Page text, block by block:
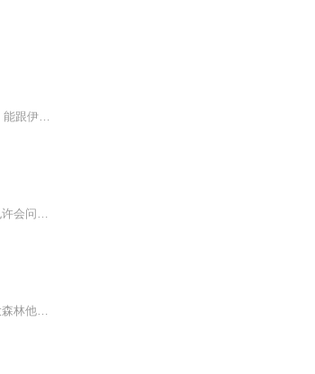
内容简介 穿越了，别人穿越当训练家，他穿越当宝可梦中心男护士——还自带“精灵语满级+亲和力”金手指，能跟伊布谈减肥、和比雕聊饭量、陪圈圈熊偷蜂蜜被大针蜂追着跑！一边用系统面板解析能量方块配方疯狂省钱，一边暗中盯上未来会抛弃小火龙的土豪...
《奶精灵》这个故事，可以给宝宝安全离乳带来很多好处哦！不会有通常的哭闹，也不需要涂辣椒水，宝宝也许会问妈妈，“妈妈，奶精灵会来看我吗？”他虽然想念奶精灵，但他也会明白奶精灵去照顾其他小宝宝了。通常，离乳是对母乳宝宝和妈妈非常大的精神折磨，通过这个温馨的小故事故事可以将宝宝和妈妈的痛苦降到最低
在那山的那边海的那边，有一群蓝精灵他们活泼又聪明，他们调皮又伶俐他们自由自道在生活在那，绿色的大森林他们善良勇敢相互都欢喜...